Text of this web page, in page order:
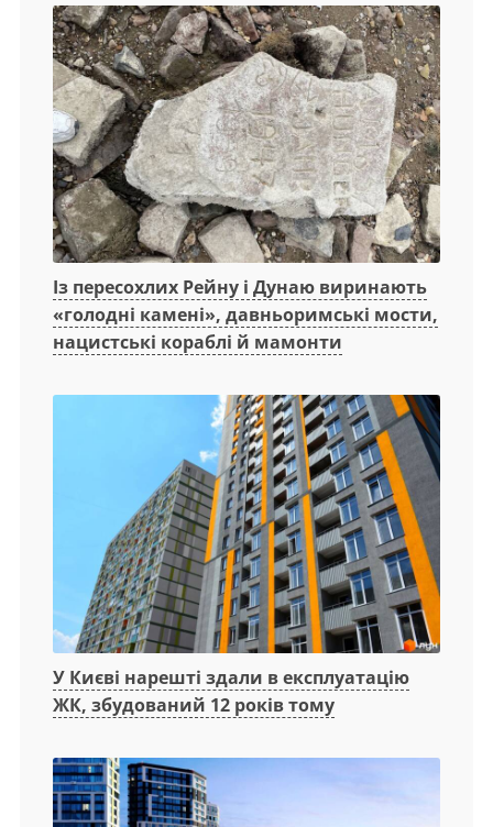
Із пересохлих Рейну і Дунаю виринають
«голодні камені», давньоримські мости,
нацистські кораблі й мамонти
У Києві нарешті здали в експлуатацію
ЖК, збудований 12 років тому